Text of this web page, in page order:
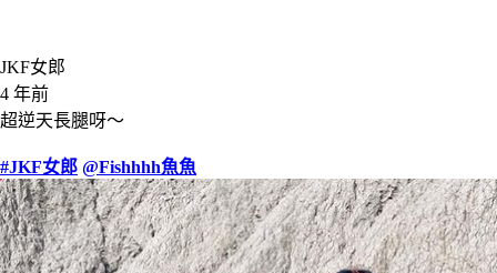
JKF女郎
4 年前
超逆天長腿呀～
#JKF女郎 @Fishhhh魚魚